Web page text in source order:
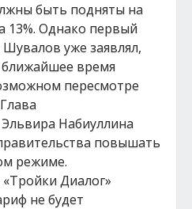
быть подняты на
13%. Однако первый
уже заявлял,
ближайшее время
пересмотре
Набиуллина
повышать
режиме.
Диалог»
не будет